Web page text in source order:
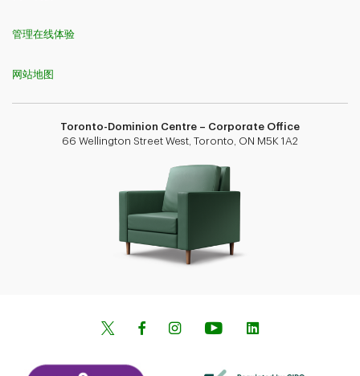
管理在线体验
网站地图
Toronto-Dominion Centre – Corporate Office
66 Wellington Street West, Toronto, ON M5K 1A2